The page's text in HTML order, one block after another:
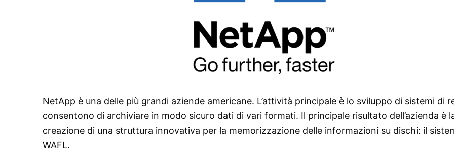
NetApp è una delle più grandi aziende americane. L’attività principale è lo sviluppo di sistemi di
consentono di archiviare in modo sicuro dati di vari formati. Il principale risultato dell’azienda è
creazione di una struttura innovativa per la memorizzazione delle informazioni su dischi: il
WAFL.